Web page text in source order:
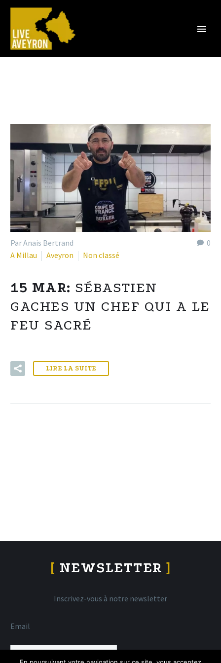
0
Par Anais Bertrand
A Millau
Aveyron Non classé
15 MAR: SÉBASTIEN
GACHES UN CHEF QUI A LE
FEU SACRÉ
LIRE LA SUITE
[ NEWSLETTER ]
Inscrivez-vous à notre newsletter
Email